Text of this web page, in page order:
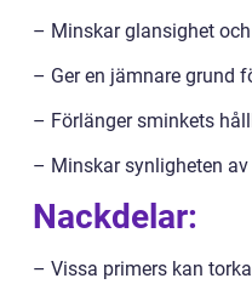
– Minskar glansighet
– Ger en jämnare grund
– Förlänger sminkets
– Minskar synligheten av
Nackdelar:
– Vissa primers kan